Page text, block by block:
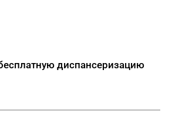
диспансеризацию